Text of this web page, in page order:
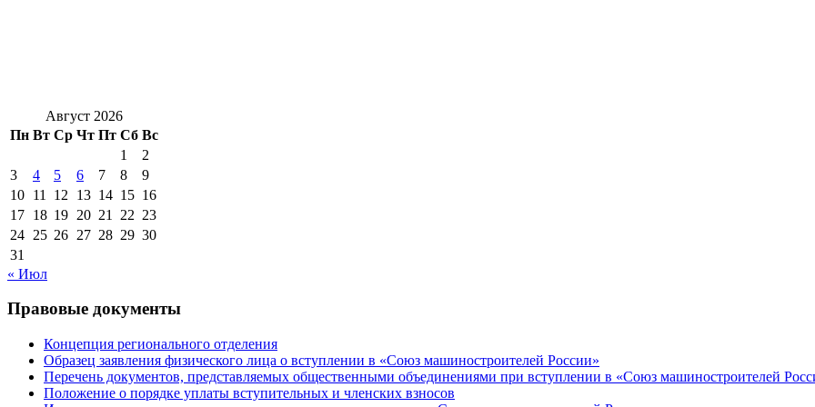
Август 2026
Пн Вт Ср Чт Пт Сб Вс
1
2
3
4 5 6 7 8
9
10 11 12 13 14 15 16
17 18 19 20 21 22 23
24 25 26 27 28 29 30
31
« Июл
Правовые документы
Концепция регионального отделения
Образец заявления физического лица о вступлении в «Союз машиностроителей России»
Перечень документов, представляемых общественными объединениями при вступлении в «Союз машиностроителей
Положение о порядке уплаты вступительных и членских взносов